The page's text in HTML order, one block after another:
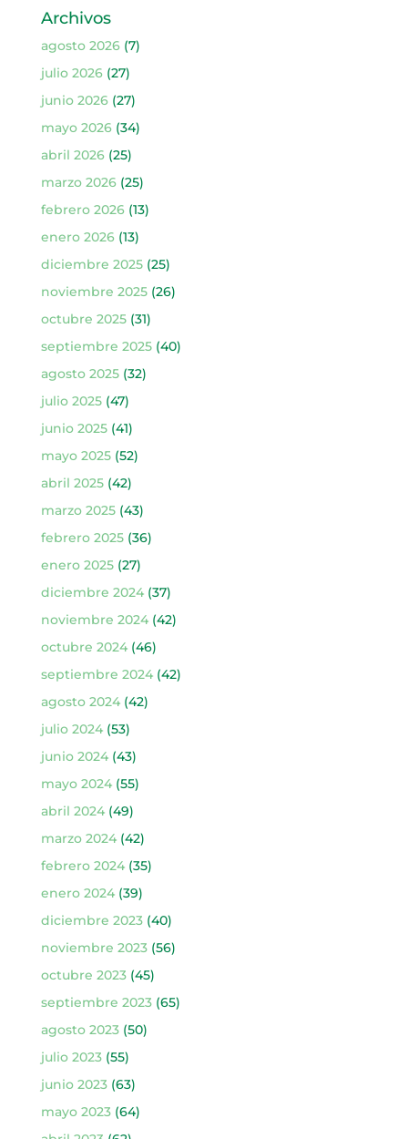
Archivos
agosto 2026(7)
julio 2026(27)
junio 2026(27)
mayo 2026(34)
abril 2026(25)
marzo 2026(25)
febrero 2026(13)
enero 2026(13)
diciembre 2025(25)
noviembre 2025(26)
octubre 2025(31)
septiembre 2025(40)
agosto 2025(32)
julio 2025(47)
junio 2025(41)
mayo 2025(52)
abril 2025(42)
marzo 2025(43)
febrero 2025(36)
enero 2025(27)
diciembre 2024(37)
noviembre 2024(42)
octubre 2024(46)
septiembre 2024(42)
agosto 2024(42)
julio 2024(53)
junio 2024(43)
mayo 2024(55)
abril 2024(49)
marzo 2024(42)
febrero 2024(35)
enero 2024(39)
diciembre 2023(40)
noviembre 2023(56)
octubre 2023(45)
septiembre 2023(65)
agosto 2023(50)
julio 2023(55)
junio 2023(63)
mayo 2023(64)